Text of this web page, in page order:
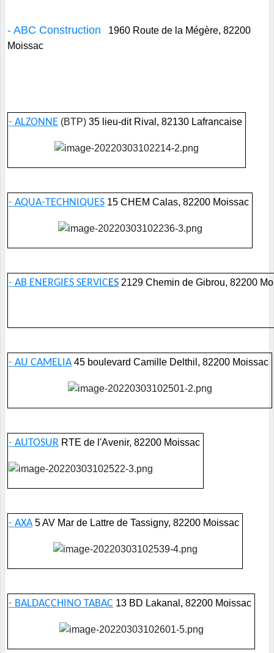
- ABC Construction
1960 Route de la Mégère, 82200
Moissac
- ALZONNE (BTP) 35 lieu-dit Rival, 82130 Lafrancaise
- AQUA-TECHNIQUES 15 CHEM Calas, 82200 Moissac
- AB ENERGIES SERVICES 2129 Chemin de Gibrou, 82200
- AU CAMELIA 45 boulevard Camille Delthil, 82200 Moissac
- AUTOSUR RTE de l'Avenir, 82200 Moissac
- AXA 5 AV Mar de Lattre de Tassigny, 82200 Moissac
- BALDACCHINO TABAC 13 BD Lakanal, 82200 Moissac